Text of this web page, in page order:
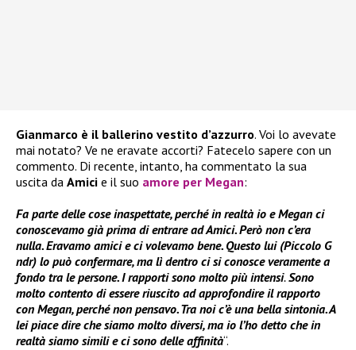
Gianmarco è il ballerino vestito d’azzurro. Voi lo avevate
mai notato? Ve ne eravate accorti? Fatecelo sapere con un
commento. Di recente, intanto, ha commentato la sua
uscita da Amici e il suo amore per Megan:
Fa parte delle cose inaspettate, perché in realtà io e Megan ci
conoscevamo già prima di entrare ad Amici. Però non c’era
nulla. Eravamo amici e ci volevamo bene. Questo lui (Piccolo G
ndr) lo può confermare, ma lì dentro ci si conosce veramente a
fondo tra le persone. I rapporti sono molto più intensi.Sono
molto contento di essere riuscito ad approfondire il rapporto
con Megan, perché non pensavo. Tra noi c’è una bella sintonia. A
lei piace dire che siamo molto diversi, ma io l’ho detto che in
realtà siamo simili e ci sono delle affinità“.